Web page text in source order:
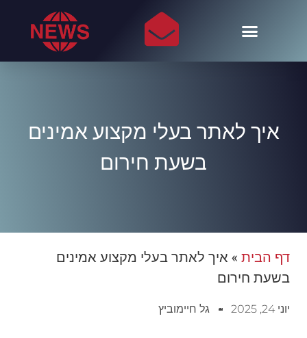
איך לאתר בעלי מקצוע אמינים
בשעת חירום
דף הבית » איך לאתר בעלי מקצוע אמינים
בשעת חירום
יוני 24, 2025 גל חיימוביץ